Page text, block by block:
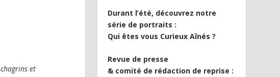
et
Durant l’été, découvrez notre
série de portraits :
Qui êtes vous Curieux Aînés ?
Revue de presse
& comité de rédaction de reprise :